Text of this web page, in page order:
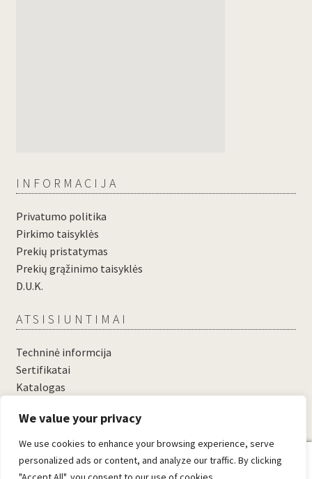
We value your privacy
We use cookies to enhance your browsing experience, serve
personalized ads or content, and analyze our traffic. By clicking
INFORMACIJA
Privatumo politika
Pirkimo taisyklės
Prekių pristatymas
Prekių grąžinimo taisyklės
D.U.K.
ATSISIUNTIMAI
Techninė informcija
Sertifikatai
Katalogas
....
0